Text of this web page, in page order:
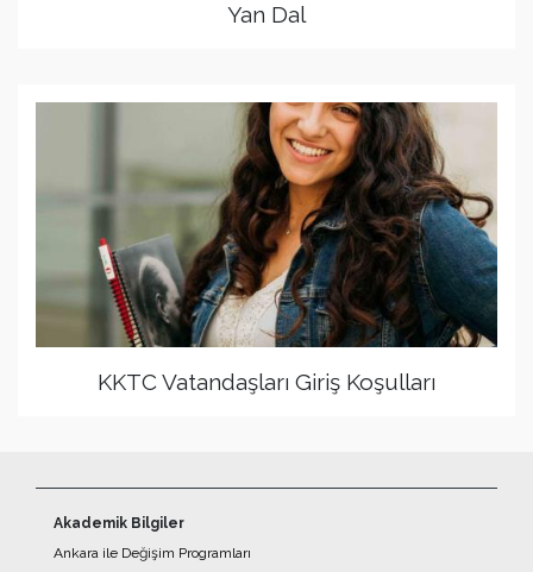
Yan Dal
KKTC Vatandaşları Giriş Koşulları
Akademik Bilgiler
Ankara ile Değişim Programları